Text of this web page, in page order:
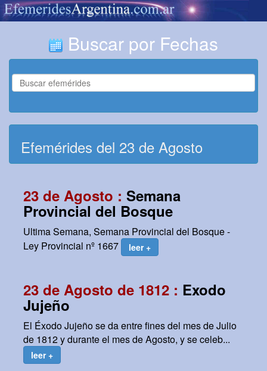
Buscar por Fechas
Efemérides del 23 de Agosto
23 de Agosto : Semana
Provincial del Bosque
Ultima Semana, Semana Provincial del Bosque -
Ley Provincial nº 1667
leer +
23 de Agosto de 1812 : Exodo
Jujeño
El Éxodo Jujeño se da entre fines del mes de Julio
de 1812 y durante el mes de Agosto, y se celeb...
leer +